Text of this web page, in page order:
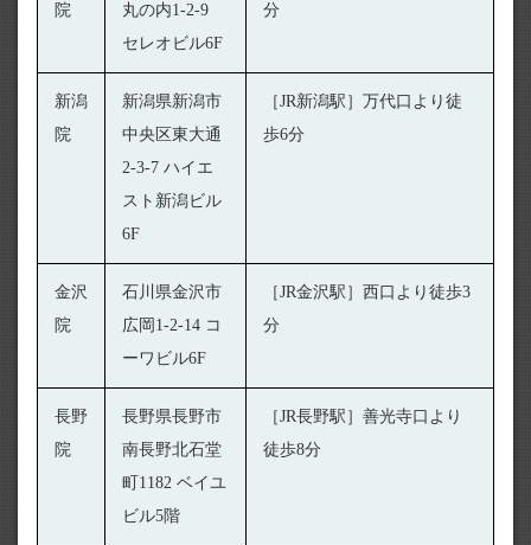
院
丸の内1-2-9
セレオビル6F
分
新潟
院
新潟県新潟市
中央区東大通
2-3-7 ハイエ
スト新潟ビル
6F
［JR新潟駅］万代口より徒
歩6分
金沢
院
石川県金沢市
広岡1-2-14 コ
ーワビル6F
［JR金沢駅］西口より徒歩3
分
長野
院
長野県長野市
南長野北石堂
町1182 ベイユ
ビル5階
［JR長野駅］善光寺口より
徒歩8分